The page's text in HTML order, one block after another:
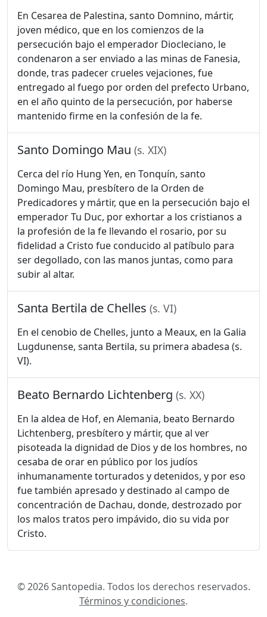
En Cesarea de Palestina, santo Domnino, mártir,
joven médico, que en los comienzos de la
persecución bajo el emperador Diocleciano, le
condenaron a ser enviado a las minas de Fanesia,
donde, tras padecer crueles vejaciones, fue
entregado al fuego por orden del prefecto Urbano,
en el año quinto de la persecución, por haberse
mantenido firme en la confesión de la fe.
Santo Domingo Mau (s. XIX)
Cerca del río Hung Yen, en Tonquín, santo
Domingo Mau, presbítero de la Orden de
Predicadores y mártir, que en la persecución bajo el
emperador Tu Duc, por exhortar a los cristianos a
la profesión de la fe llevando el rosario, por su
fidelidad a Cristo fue conducido al patíbulo para
ser degollado, con las manos juntas, como para
subir al altar.
Santa Bertila de Chelles (s. VI)
En el cenobio de Chelles, junto a Meaux, en la Galia
Lugdunense, santa Bertila, su primera abadesa (s.
VI).
Beato Bernardo Lichtenberg (s. XX)
En la aldea de Hof, en Alemania, beato Bernardo
Lichtenberg, presbítero y mártir, que al ver
pisoteada la dignidad de Dios y de los hombres, no
cesaba de orar en público por los judíos
inhumanamente torturados y detenidos, y por eso
fue también apresado y destinado al campo de
concentración de Dachau, donde, destrozado por
los malos tratos pero impávido, dio su vida por
Cristo.
© 2026 Santopedia. Todos los derechos reservados.
Términos y condiciones.